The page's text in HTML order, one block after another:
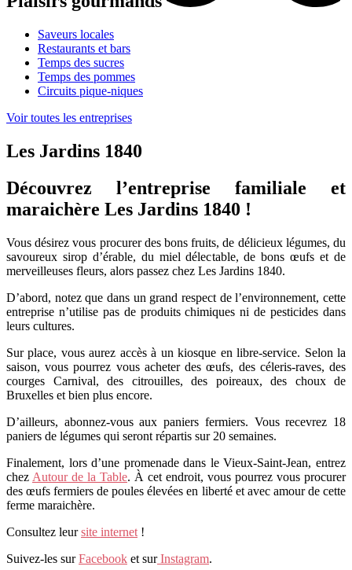
Saveurs locales
Restaurants et bars
Temps des sucres
Temps des pommes
Circuits pique-niques
Voir toutes les entreprises
Les Jardins 1840
Découvrez l’entreprise familiale et
maraichère Les Jardins 1840 !
Vous désirez vous procurer des bons fruits, de délicieux légumes, du
savoureux sirop d’érable, du miel délectable, de bons œufs et de
merveilleuses fleurs, alors passez chez Les Jardins 1840.
D’abord, notez que dans un grand respect de l’environnement, cette
entreprise n’utilise pas de produits chimiques ni de pesticides dans
leurs cultures.
Sur place, vous aurez accès à un kiosque en libre-service. Selon la
saison, vous pourrez vous acheter des œufs, des céleris-raves, des
courges Carnival, des citrouilles, des poireaux, des choux de
Bruxelles et bien plus encore.
D’ailleurs, abonnez-vous aux paniers fermiers. Vous recevrez 18
paniers de légumes qui seront répartis sur 20 semaines.
Finalement, lors d’une promenade dans le Vieux-Saint-Jean, entrez
chez Autour de la Table. À cet endroit, vous pourrez vous procurer
des œufs fermiers de poules élevées en liberté et avec amour de cette
ferme maraichère.
Consultez leursite internet !
Suivez-les surFacebook et surInstagram.